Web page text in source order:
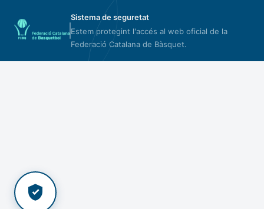
Sistema de seguretat
Estem protegint l'accés al web oficial de la
Federació Catalana de Bàsquet.